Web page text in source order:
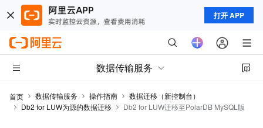
打开 APP
数据传输服务
首页 数据传输服务 操作指南
数据迁移（新控制台）
Db2 for LUW为源的数据迁移
Db2 for LUW迁移至PolarDB MySQL版